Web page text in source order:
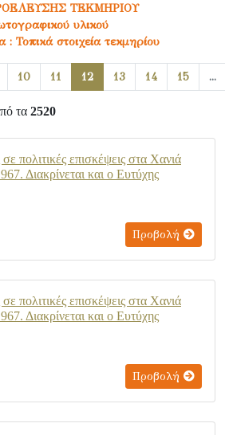
ΤΕΚΜΗΡΙΟΥ
υλικού
: Τοπικά στοιχεία τεκμηρίου
10 11 12 13 14 15 ...
τα 2520
πολιτικές επισκέψεις στα Χανιά
Διακρίνεται και ο Ευτύχης
Προβολή
πολιτικές επισκέψεις στα Χανιά
Διακρίνεται και ο Ευτύχης
Προβολή